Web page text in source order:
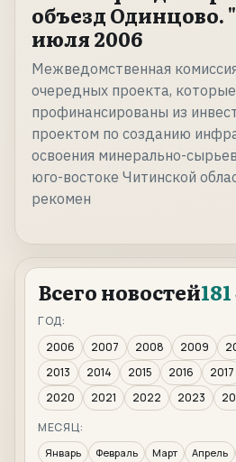
объезд Одинцово.
июля 2006
Межведомственная
очередных проекта,
профинансированы из
проектом по созданию
освоения минерально-
юго-востоке Читинской
рекомен
Всего новостей
ГОД:
2006
2007 2008 2009
2013
2014 2015 2016 2017
2020
2021 2022 2023
МЕСЯЦ:
Январь Февраль Март Апрель